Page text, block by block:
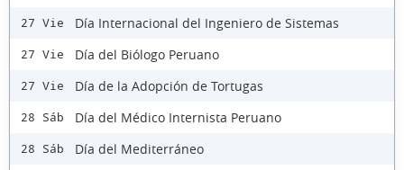
27 Vie Día Internacional del Ingeniero de Sistemas
27 Vie Día del Biólogo Peruano
27 Vie Día de la Adopción de Tortugas
28 Sáb Día del Médico Internista Peruano
28 Sáb Día del Mediterráneo